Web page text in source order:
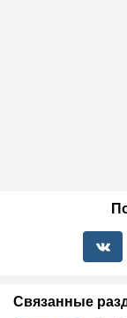
Связанные